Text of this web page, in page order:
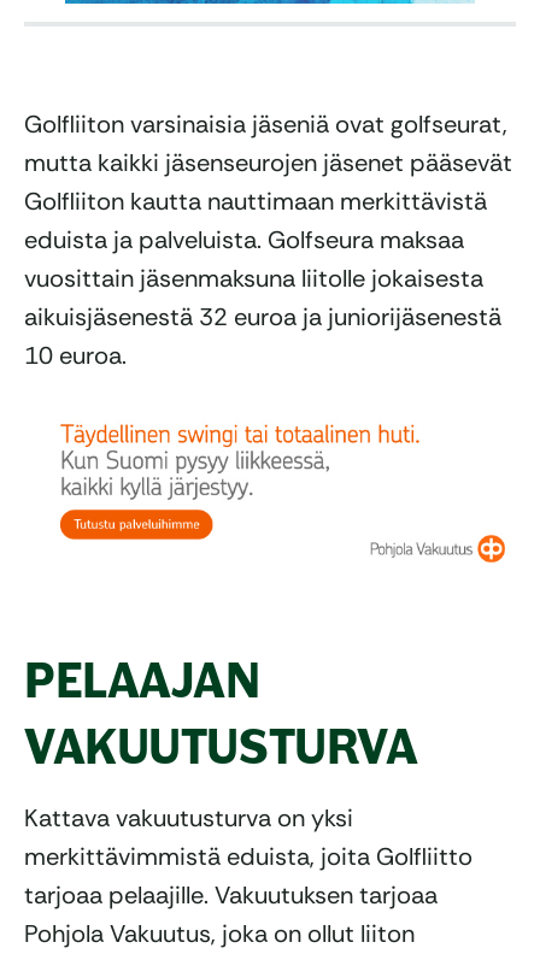
Golfliiton varsinaisia jäseniä ovat golfseurat,
mutta kaikki jäsenseurojen jäsenet pääsevät
Golfliiton kautta nauttimaan merkittävistä
eduista ja palveluista. Golfseura maksaa
vuosittain jäsenmaksuna liitolle jokaisesta
aikuisjäsenestä 32 euroa ja juniorijäsenestä
10 euroa.
PELAAJAN
VAKUUTUSTURVA
Kattava vakuutusturva on yksi
merkittävimmistä eduista, joita Golfliitto
tarjoaa pelaajille. Vakuutuksen tarjoaa
Pohjola Vakuutus, joka on ollut liiton